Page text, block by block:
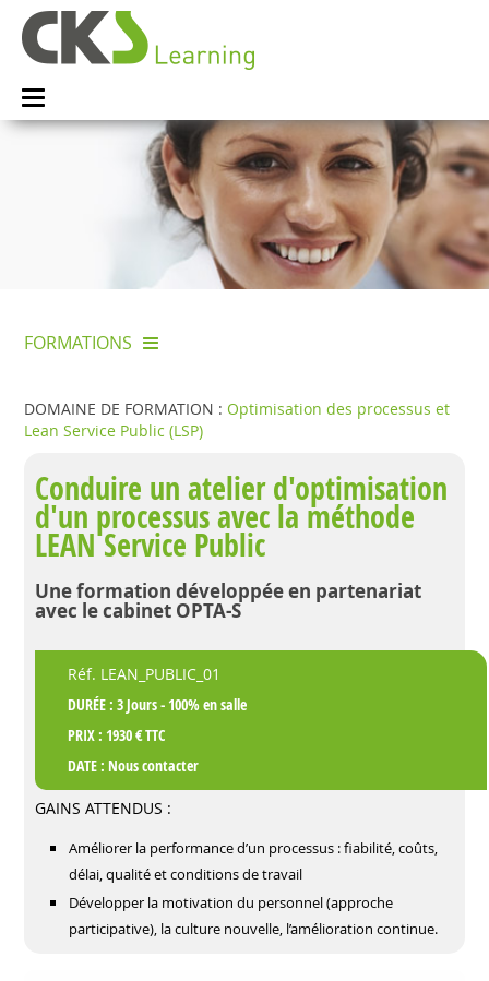
FORMATIONS
DOMAINE DE FORMATION :Optimisation des processus et
Lean Service Public (LSP)
Conduire un atelier d'optimisation
d'un processus avec la méthode
LEAN Service Public
Une formation développée en partenariat
avec le cabinet OPTA-S
Réf. LEAN_PUBLIC_01
DURÉE : 3 Jours - 100% en salle
PRIX : 1930 € TTC
DATE :Nous contacter
GAINS ATTENDUS :
Améliorer la performance d’un processus : fiabilité, coûts,
délai, qualité et conditions de travail
Développer la motivation du personnel (approche
participative), la culture nouvelle, l’amélioration continue.